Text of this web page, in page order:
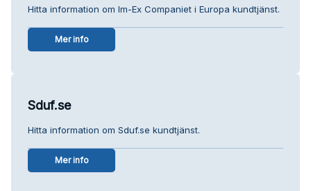
Hitta information om Im-Ex Companiet i Europa kundtjänst.
Mer info
Sduf.se
Hitta information om Sduf.se kundtjänst.
Mer info